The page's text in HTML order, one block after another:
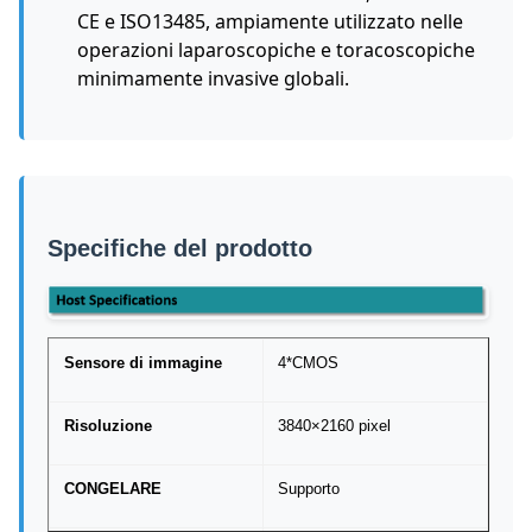
CE e ISO13485, ampiamente utilizzato nelle
operazioni laparoscopiche e toracoscopiche
minimamente invasive globali.
Specifiche del prodotto
Sensore di immagine 4*CMOS
Risoluzione 3840×2160 pixel
CONGELARE Supporto